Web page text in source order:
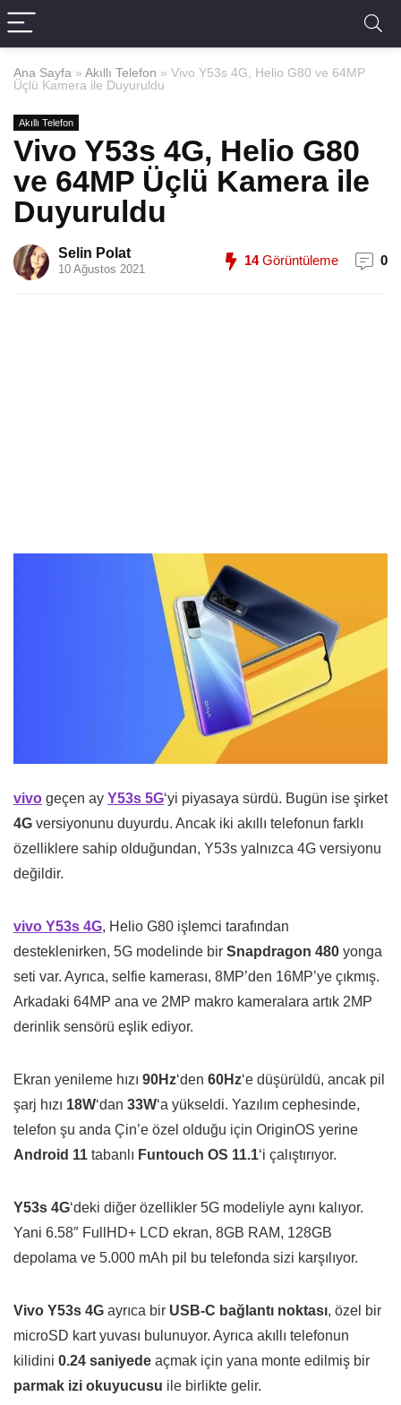
Ana Sayfa » Akıllı Telefon » Vivo Y53s 4G, Helio G80 ve 64MP
Üçlü Kamera ile Duyuruldu
Akıllı Telefon
Vivo Y53s 4G, Helio G80
ve 64MP Üçlü Kamera ile
Duyuruldu
Selin Polat
10 Ağustos 2021
14Görüntüleme 0
vivo geçen ay Y53s 5G‘yi piyasaya sürdü. Bugün ise şirket
4G versiyonunu duyurdu. Ancak iki akıllı telefonun farklı
özelliklere sahip olduğundan, Y53s yalnızca 4G versiyonu
değildir.
vivo Y53s 4G, Helio G80 işlemci tarafından
desteklenirken, 5G modelinde bir Snapdragon 480 yonga
seti var. Ayrıca, selfie kamerası, 8MP’den 16MP’ye çıkmış.
Arkadaki 64MP ana ve 2MP makro kameralara artık 2MP
derinlik sensörü eşlik ediyor.
Ekran yenileme hızı 90Hz‘den 60Hz‘e düşürüldü, ancak pil
şarj hızı 18W‘dan 33W‘a yükseldi. Yazılım cephesinde,
telefon şu anda Çin’e özel olduğu için OriginOS yerine
Android 11 tabanlı Funtouch OS 11.1‘i çalıştırıyor.
Y53s 4G‘deki diğer özellikler 5G modeliyle aynı kalıyor.
Yani 6.58″ FullHD+ LCD ekran, 8GB RAM, 128GB
depolama ve 5.000 mAh pil bu telefonda sizi karşılıyor.
Vivo Y53s 4G ayrıca bir USB-C bağlantı noktası, özel bir
microSD kart yuvası bulunuyor. Ayrıca akıllı telefonun
kilidini 0.24 saniyede açmak için yana monte edilmiş bir
parmak izi okuyucusu ile birlikte gelir.